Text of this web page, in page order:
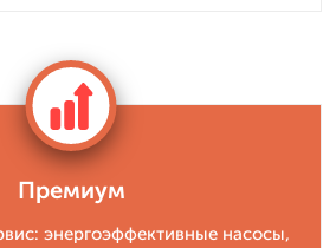
Премиум
энергоэффективные насосы,